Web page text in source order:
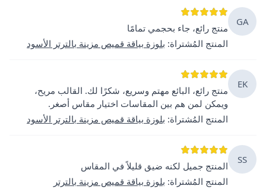
GA
منتج رائع، جاء بحجمي تمامًا
المنتج المُشتراة: بلوزة بياقة قميص مزينة بالترتر الأسود
EK
منتج رائع، البائع مهتم وسريع، شكرًا لك. القالب مريح،
ويمكن لمن هم بين المقاسات اختيار مقاس أصغر.
المنتج المُشتراة: بلوزة بياقة قميص مزينة بالترتر الأسود
SS
المنتج جميل لكنه ضيق قليلاً في المقاس
المنتج المُشتراة: بلوزة بياقة قميص مزينة بالترتر